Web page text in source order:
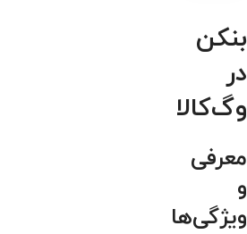
بنکن
در
وگ‌کالا
معرفی
و
ویژگی‌ها